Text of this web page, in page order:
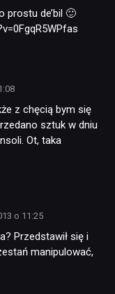
prostu de’bil 🙂
z chęcią bym się
sztuk w dniu
Ot, taka
o 11:25
Przedstawił się i
manipulować,